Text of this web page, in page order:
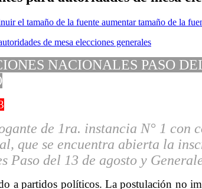
el tamaño de la fuente aumentar tamaño de la
NACIONALES PASO
de 1ra. instancia N° 1 con
que se encuentra abierta la
Paso del 13 de agosto y
a partidos políticos. La postulación no